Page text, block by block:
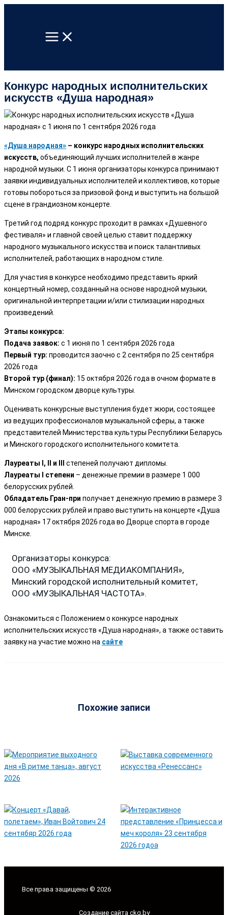
содержимому
Конкурс народных исполнительских
искусств «Душа народная»
«Душа народная» – конкурс народных исполнительских
искусств, объединяющий лучших исполнителей в жанре
народной музыки. С 1 июня организаторы конкурса принимают
заявки индивидуальных исполнителей и коллективов, которые
готовы побороться за призовой фонд и выступить на большой
сцене в грандиозном концерте.
Третий год подряд конкурс проходит в рамках «Душевного
фестиваля» и главной своей целью ставит поддержку
народного музыкального искусства и поиск талантливых
исполнителей, работающих в народном стиле.
Для участия в конкурсе необходимо представить яркий
концертный номер, созданный на основе народной музыки,
оригинальной интерпретации и/или стилизации народных
произведений.
Этапы конкурса:
Подача заявок: с 1 июня по 1 сентября 2026 года
Первый тур: проводится заочно с 2 сентября по 25 сентября
2026 года
Второй тур (финал): 15 октября 2026 года в очном формате в
Минском городском дворце культуры.
Оценивать конкурсные выступления будет жюри, состоящее
из ведущих профессионалов музыкальной сферы, а также
представителей Министерства культуры Республики Беларусь
и Минского городского исполнительного комитета.
Лауреаты I, II и III
степеней получают дипломы.
Лауреаты I степени – денежные премии в размере 1 000
белорусских рублей.
Обладатель Гран-при получает денежную премию в размере 3
000 белорусских рублей и право выступить на концерте «Душа
народная» 17 октября 2026 года во Дворце спорта в городе
Минске.
Организаторы конкурса:
ООО «МУЗЫКАЛЬНАЯ МЕДИАКОМПАНИЯ»,
Минский городской исполнительный комитет,
ООО «МУЗЫКАЛЬНАЯ ЧАСТОТА».
Ознакомиться с Положением о конкурсе народных
исполнительских искусств «Душа народная», а также оставить
заявку на участие можно на сайте
Похожие записи
Все права защищены © 2026
Создание сайта ckg.by